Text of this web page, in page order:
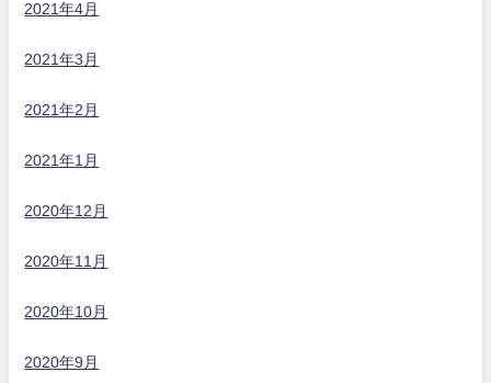
2021年4月
2021年3月
2021年2月
2021年1月
2020年12月
2020年11月
2020年10月
2020年9月